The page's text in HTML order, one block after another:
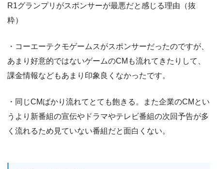
R1グランプリがスポンサーが最悪だと感じる理由（抜
粋）
・コーエーテクモゲームスがスポンサーだったのですが、
あまり好意的ではないゲームのCMも流れてきたりして、
課金情報などもあまり印象良くなかったです。
・同じCMばかり流れてとても飽きる。また企業のCMとい
うより新番組の宣伝やドラマやテレビ番組の次回予告が多
く流れるため見ていない番組だと面白くない。